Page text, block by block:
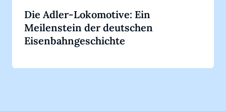
Die Adler-Lokomotive: Ein
Meilenstein der deutschen
Eisenbahngeschichte